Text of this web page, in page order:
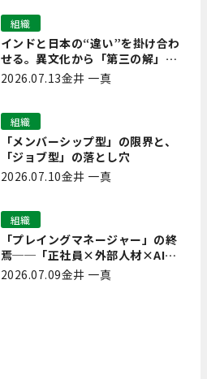
インドと日本の“違い”を掛け合わ
せる。異文化から「第三の解」を
生み出す実践【現場を変えるCQ白
組織
2026.07.13金井 一真
「メンバーシップ型」の限界と、
「ジョブ型」の落とし穴
組織
2026.07.10金井 一真
「プレイングマネージャー」の終
焉──「正社員×外部人材×AI」
で創るハイブリッド営業組織
組織
2026.07.09金井 一真